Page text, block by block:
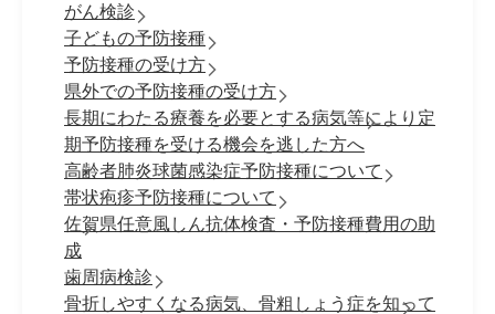
がん検診
子どもの予防接種
予防接種の受け方
県外での予防接種の受け方
長期にわたる療養を必要とする病気等により定
期予防接種を受ける機会を逃した方へ
高齢者肺炎球菌感染症予防接種について
帯状疱疹予防接種について
佐賀県任意風しん抗体検査・予防接種費用の助
成
歯周病検診
骨折しやすくなる病気、骨粗しょう症を知って